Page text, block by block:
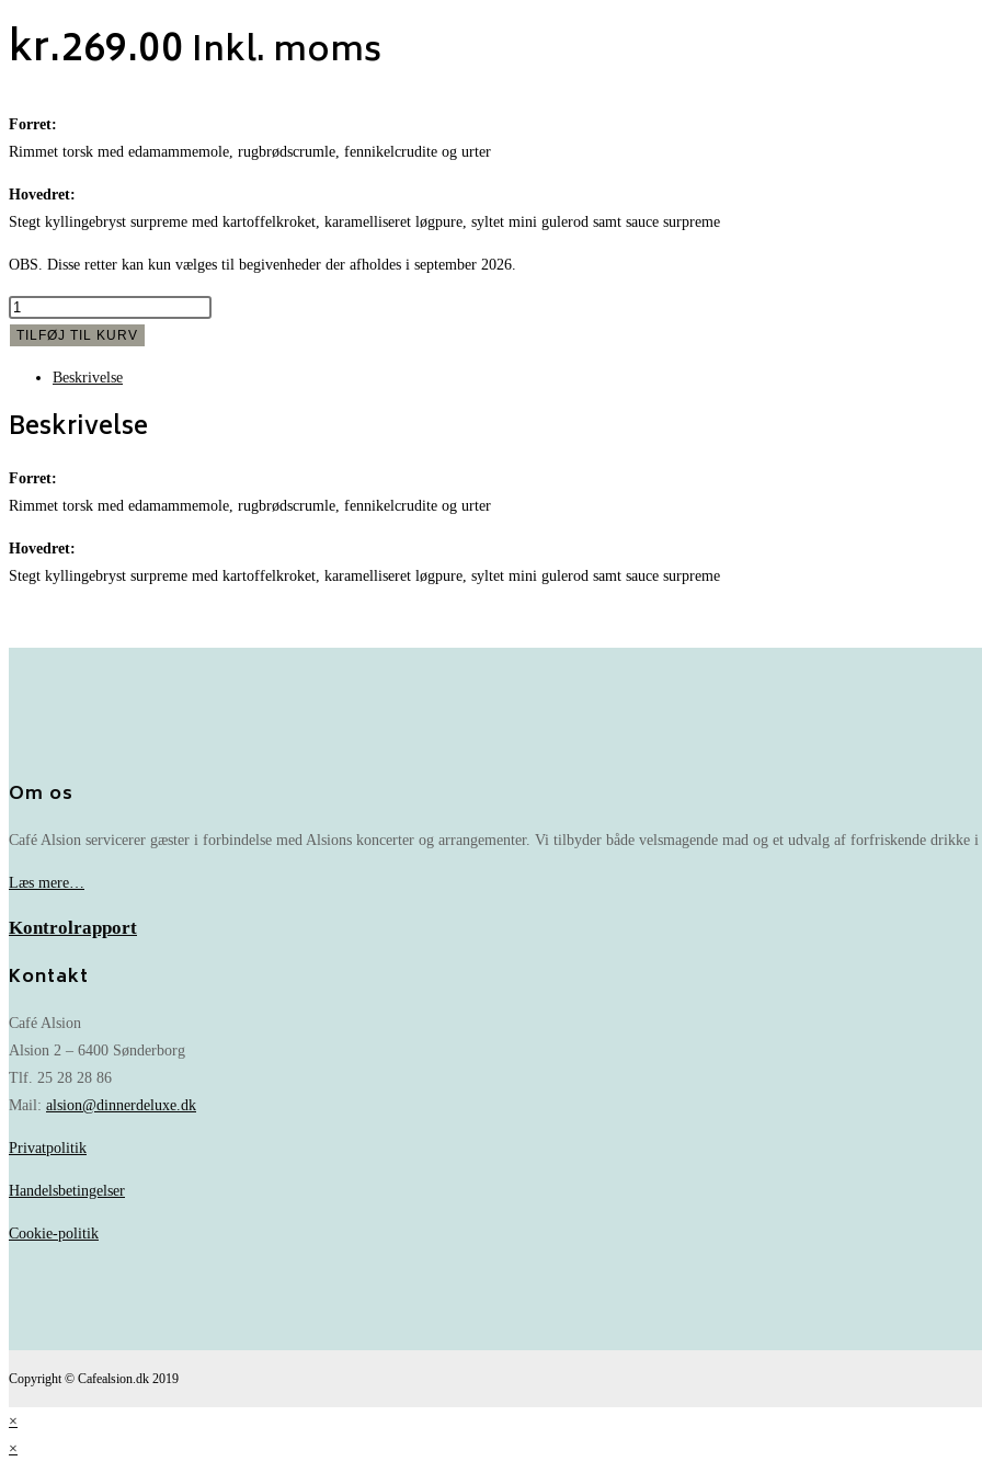
kr.269.00 Inkl. moms
Forret:
Rimmet torsk med edamammemole, rugbrødscrumle, fennikelcrudite og urter
Hovedret:
Stegt kyllingebryst surpreme med kartoffelkroket, karamelliseret løgpure, syltet mini gulerod samt sauce surpreme
OBS. Disse retter kan kun vælges til begivenheder der afholdes i september 2026.
Månedens
for-
hovedret
(September26)
TILFØJ TIL KURV
Beskrivelse
Beskrivelse
Forret:
Rimmet torsk med edamammemole, rugbrødscrumle, fennikelcrudite og urter
Hovedret:
Stegt kyllingebryst surpreme med kartoffelkroket, karamelliseret løgpure, syltet mini gulerod samt sauce surpreme
Om os
Café Alsion servicerer gæster i forbindelse med Alsions koncerter og arrangementer. Vi tilbyder både velsmagende mad og et udvalg af forfriskende drikke
Læs mere…
Kontrolrapport
Kontakt
Café Alsion
Alsion 2 – 6400 Sønderborg
Tlf. 25 28 28 86
Mail: alsion@dinnerdeluxe.dk
Privatpolitik
Handelsbetingelser
Cookie-politik
Copyright © Cafealsion.dk 2019
×
×